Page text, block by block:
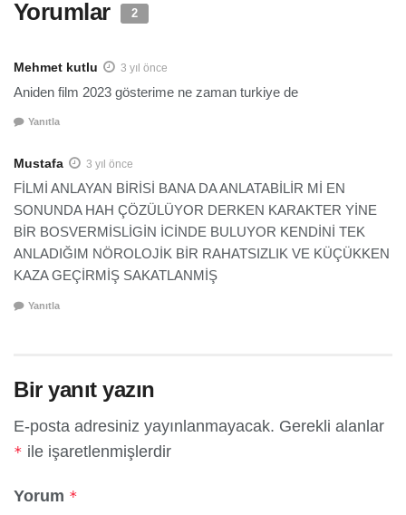
Yorumlar 2
Mehmet kutlu 3 yıl önce
Aniden film 2023 gösterime ne zaman turkiye de
Yanıtla
Mustafa 3 yıl önce
FİLMİ ANLAYAN BİRİSİ BANA DA ANLATABİLİR Mİ EN
SONUNDA HAH ÇÖZÜLÜYOR DERKEN KARAKTER YİNE
BİR BOSVERMİSLİGİN İCİNDE BULUYOR KENDİNİ TEK
ANLADIĞIM NÖROLOJİK BİR RAHATSIZLIK VE KÜÇÜKKEN
KAZA GEÇİRMİŞ SAKATLANMİŞ
Yanıtla
Bir yanıt yazın
E-posta adresiniz yayınlanmayacak. Gerekli alanlar
* ile işaretlenmişlerdir
Yorum *